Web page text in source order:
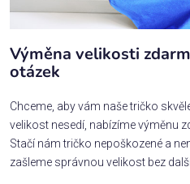
Výměna velikosti
otázek
Chceme, aby vám naše tričko
velikost nesedí, nabízíme výměnu
Stačí nám tričko nepoškozené a
zašleme správnou velikost bez